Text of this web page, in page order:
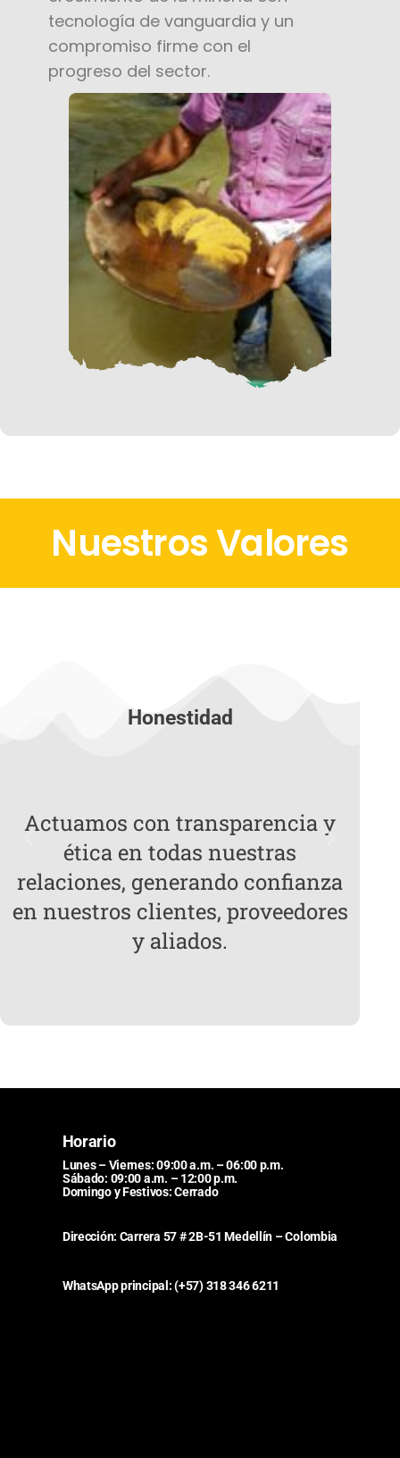
tecnología de vanguardia y un
compromiso firme con el
progreso del sector.
Nuestros Valores
Honestidad
Actuamos con transparencia y
ética en todas nuestras
relaciones, generando confianza
en nuestros clientes, proveedores
y aliados.
Horario
Lunes – Viernes:09:00 a.m. –06:00 p.m.
Sábado: 09:00 a.m. –12:00 p.m.
Domingo y Festivos:Cerrado
Dirección: Carrera 57 # 2B-51 Medellín – Colombia
WhatsApp principal: (+57) 318 346 6211